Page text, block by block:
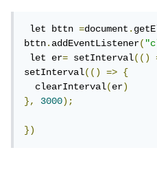
let bttn =document.
bttn.addEventListener(
let er= setInterval(()
setInterval(() =>
{
  clearInterval
(er)
},
3000);
})